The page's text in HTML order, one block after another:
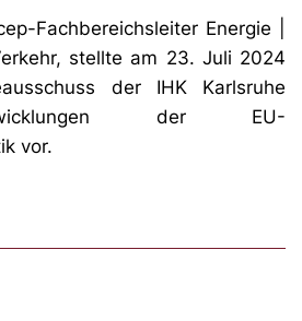
Fachbereichsleiter Energie |
stellte am 23. Juli 2024
der IHK Karlsruhe
der EU-
vor.